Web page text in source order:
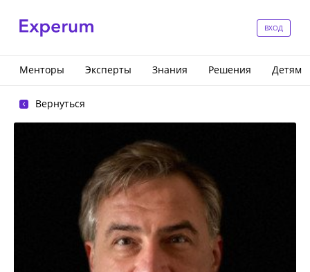
ВХОД
Менторы Эксперты Знания Решения Детям
Вернуться